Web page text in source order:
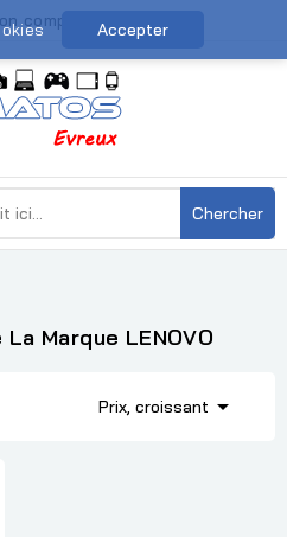
compte
Chercher
Marque LENOVO
Prix, croissant 
Accepter